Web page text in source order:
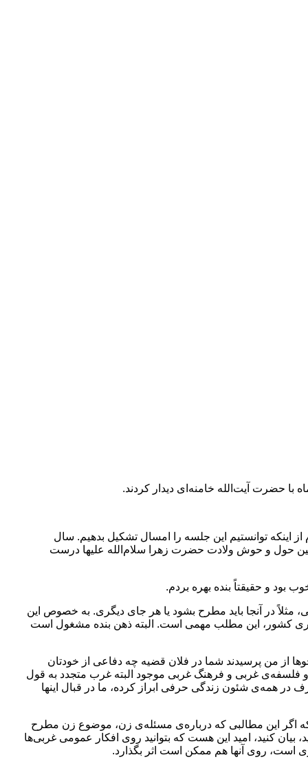
اینکه توانستیم این جلسه را امسال تشکیل بدهیم. سال
حول و حوش ولادت حضرت زهرا سلام‌الله علیها درست
بود و حقیقتاً بنده بهره بردم.
مثلاً در آنجا باید مطرح بشود یا هر جای دیگری. به خصوص این
کشور، این مطلب مهمی است. البته ذهن بنده مشغول است
از من پرسیدند شما در فلان قضیه چه دفاعی از خودتان
فلسفه‌ی غربی و فرهنگ غربی موجود البته غرب متجدد به قول
همه‌ی شئون زندگی حرفی ابراز کرده، ما در قبال اینها
که اگر این مطالبی که درباره‌ی مسئله‌ی زن، موضوع زن مطرح
بیان کنید، امید این هست که بتوانید روی افکار عمومی غربی‌ها
است، روی آنها هم ممکن است اثر بگذارد.‌